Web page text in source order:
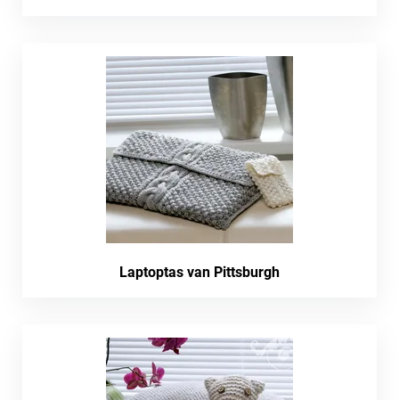
Laptoptas van Pittsburgh